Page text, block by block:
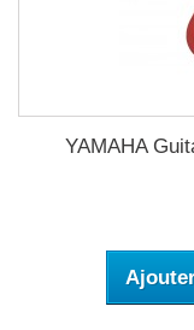
YAMAHA